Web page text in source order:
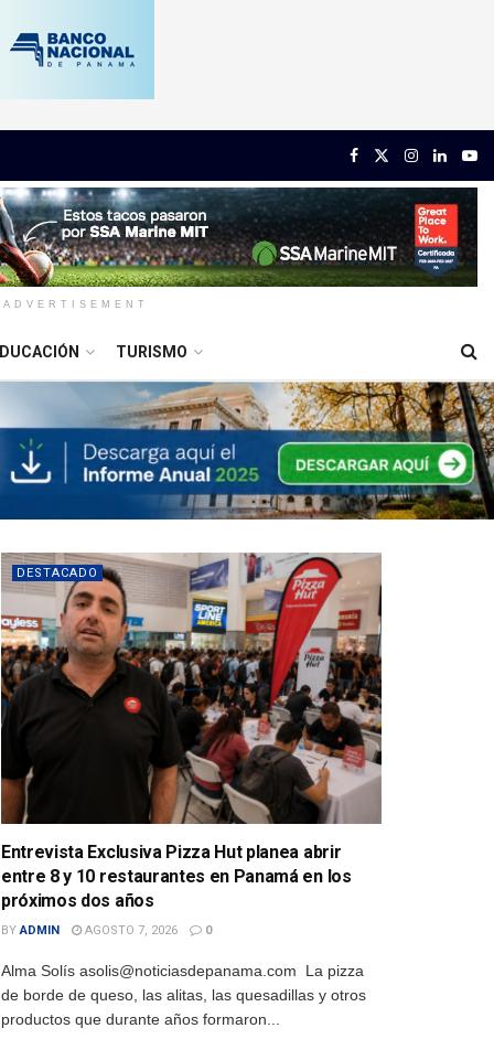
ADVERTISEMENT
TURISMO
DESTACADO
Entrevista Exclusiva Pizza Hut planea abrir
entre 8 y 10 restaurantes en Panamá en los
próximos dos años
BY ADMIN AGOSTO 7, 2026 0
Alma Solís asolis@noticiasdepanama.com La pizza
de borde de queso, las alitas, las quesadillas y otros
productos que durante años formaron...